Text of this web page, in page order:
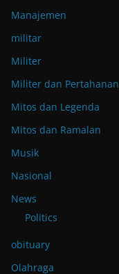
Manajemen
militar
Militer
Militer dan Pertahanan
Mitos dan Legenda
Mitos dan Ramalan
Musik
Nasional
News
Politics
obituary
Olahraga